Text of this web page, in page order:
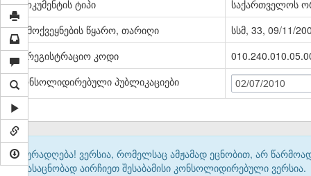
დოკუმენტის ტიპი
საქართველოს
გამოქვეყნების წყარო, თარიღი
სსმ, 33, 09/11/
სარეგისტრაციო კოდი
კონსოლიდირებული პუბლიკაციები
02/07/2010
ყურადღება! ვერსია, რომელსაც ამჟამად ეცნობით, არ
გასაცნობად აირჩიეთ შესაბამისი კონსოლიდირებული ვერსია.